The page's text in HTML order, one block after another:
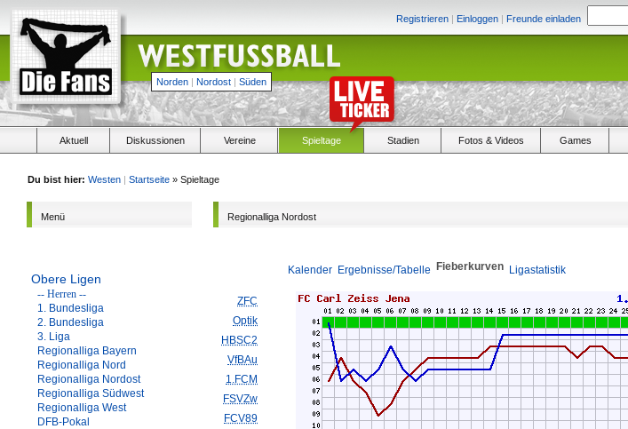
Registrieren | Einloggen | Freunde einladen
Norden | Nordost | Süden
Aktuell Diskussionen Vereine Spieltage Stadien Fotos & Videos Games
Du bist hier: Westen | Startseite » Spieltage
Menü
Obere Ligen
-- Herren --
1. Bundesliga
2. Bundesliga
3. Liga
Regionalliga Bayern
Regionalliga Nord
Regionalliga Nordost
Regionalliga Südwest
Regionalliga West
DFB-Pokal
Regionalliga Nordost
Kalender Ergebnisse/Tabelle Fieberkurven Ligastatistik
ZFC
Optik
HBSC2
VfBAu
1.FCM
FSVZw
FCV89